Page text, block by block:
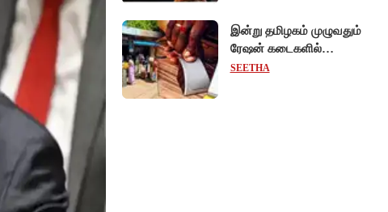
இன்று தமிழகம் முழுவதும்
ரேஷன் கடைகளில்
கைவிரல் ரேகை பதிவு
SEETHA